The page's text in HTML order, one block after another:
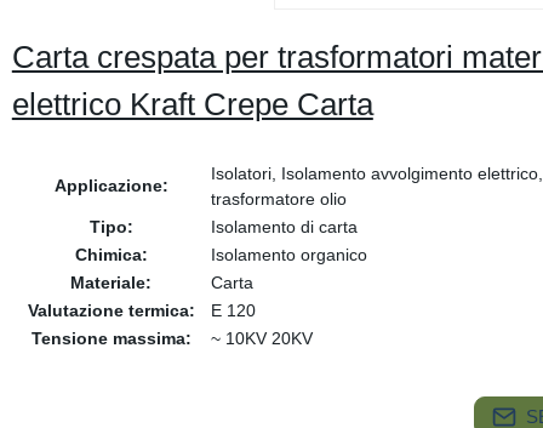
Carta crespata per trasformatori
elettrico Kraft Crepe Carta
Applicazione:
Isolatori, Isolamento avvolgimento
trasformatore olio
Tipo:
Isolamento di carta
Chimica:
Isolamento organico
Materiale:
Carta
Valutazione termica:
E 120
Tensione massima:
~ 10KV 20KV